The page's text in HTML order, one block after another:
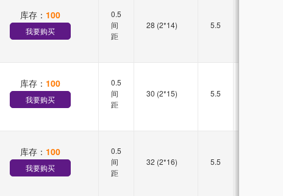
库存： 100
我要购买
0.5
间
距
28 (2*14) 5.5
库存： 100
我要购买
0.5
间
距
30 (2*15) 5.5
库存： 100
我要购买
0.5
间
距
32 (2*16) 5.5